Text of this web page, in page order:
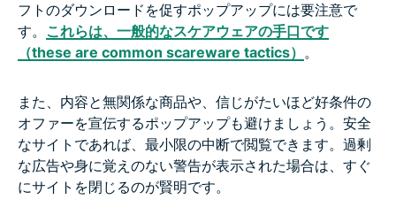
フトのダウンロードを促すポップアップには要注意で
す。 これらは、一般的なスケアウェアの手口です
（these are common scareware tactics） 。
また、内容と無関係な商品や、信じがたいほど好条件の
オファーを宣伝するポップアップも避けましょう。安全
なサイトであれば、最小限の中断で閲覧できます。過剰
な広告や身に覚えのない警告が表示された場合は、すぐ
にサイトを閉じるのが賢明です。